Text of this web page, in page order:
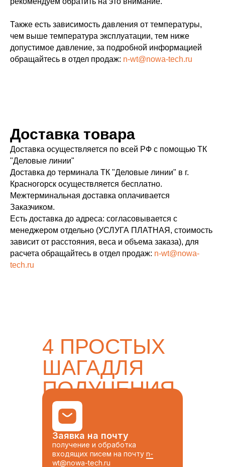
Также есть зависимость давления от температуры,
чем выше температура эксплуатации, тем ниже
допустимое давление, за подробной информацией
обращайтесь в отдел продаж: n-wt@nowa-tech.ru
Доставка товара
Доставка осуществляется по всей РФ с помощью ТК
"Деловые линии"
Доставка до терминала ТК "Деловые линии" в г.
Красногорск осуществляется бесплатно.
Межтерминальная доставка оплачивается
Заказчиком.
Есть доставка до адреса: согласовывается с
менеджером отдельно (УСЛУГА ПЛАТНАЯ, стоимость
зависит от расстояния, веса и объема заказа), для
расчета обращайтесь в отдел продаж: n-wt@nowa-
tech.ru
4 ПРОСТЫХ
ШАГАДЛЯ
ПОЛУЧЕНИЯ
ТОВАРА
Заявка на почту
получение и обработка
входящих писем на почту n-
wt@nowa-tech.ru